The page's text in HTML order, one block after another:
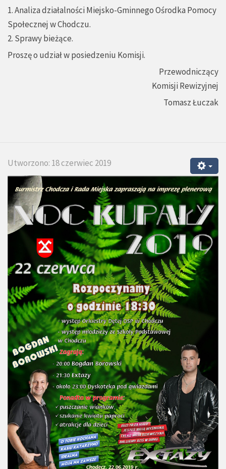
1. Analiza działalności Miejsko-Gminnego Ośrodka Pomocy
Społecznej w Chodczu.
2. Sprawy bieżące.
Proszę o udział w posiedzeniu Komisji.
Przewodniczący
Komisji Rewizyjnej
Tomasz Łuczak
Utworzono: 18 czerwiec 2019